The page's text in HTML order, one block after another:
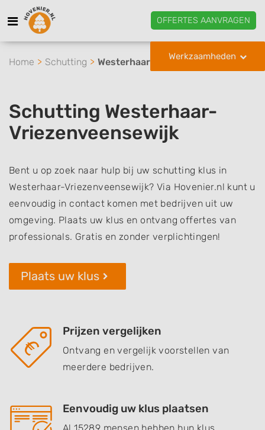
OFFERTES AANVRAGEN
Werkzaamheden
Home Schutting Westerhaar-Vriezenveensewijk
Schutting Westerhaar-
Vriezenveensewijk
Bent u op zoek naar hulp bij uw schutting klus in
Westerhaar-Vriezenveensewijk? Via Hovenier.nl kunt u
eenvoudig in contact komen met bedrijven uit uw
omgeving. Plaats uw klus en ontvang offertes van
professionals. Gratis en zonder verplichtingen!
Plaats uw klus
Prijzen vergelijken
Ontvang en vergelijk voorstellen van
meerdere bedrijven.
Eenvoudig uw klus plaatsen